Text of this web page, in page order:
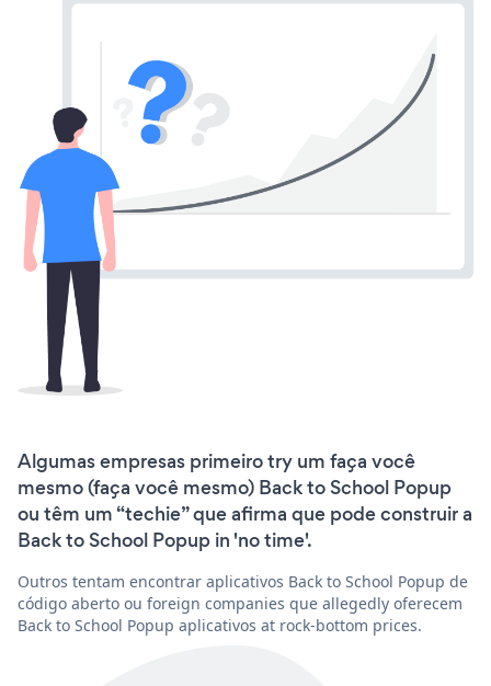
Algumas empresas primeiro try um faça você
mesmo (faça você mesmo) Back to School Popup
ou têm um “techie” que afirma que pode construir a
Back to School Popup in 'no time'.
Outros tentam encontrar aplicativos Back to School Popup de
código aberto ou foreign companies que allegedly oferecem
Back to School Popup aplicativos at rock-bottom prices.